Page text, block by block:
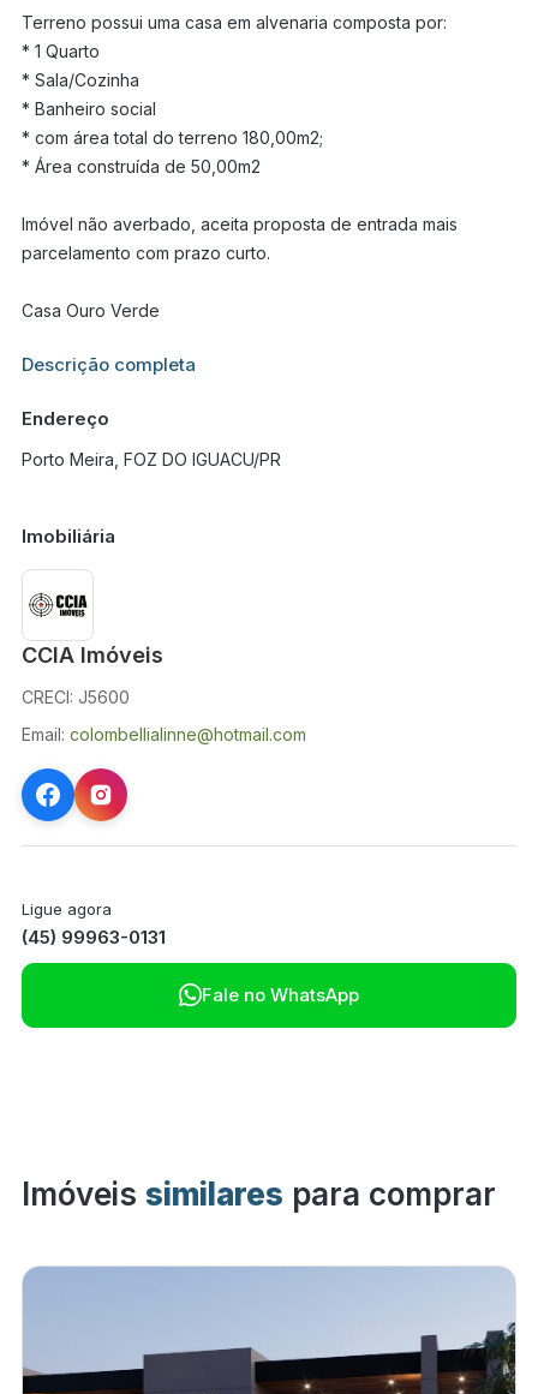
Terreno possui uma casa em alvenaria composta por:
* 1 Quarto
* Sala/Cozinha
* Banheiro social
* com área total do terreno 180,00m2;
* Área construída de 50,00m2
Imóvel não averbado, aceita proposta de entrada mais
parcelamento com prazo curto.
Casa Ouro Verde
Informações adicionais sobre este imóvel estarão disponíveis
Descrição completa
Endereço
Porto Meira, FOZ DO IGUACU/PR
Imobiliária
CCIA Imóveis
CRECI: J5600
Email: colombellialinne@hotmail.com
Ligue agora
(45) 99963-0131
Fale no WhatsApp
Imóveis similares para comprar